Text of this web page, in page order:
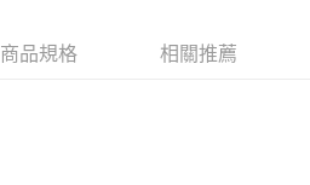
台北富邦商業銀行
商品規格 相關推薦